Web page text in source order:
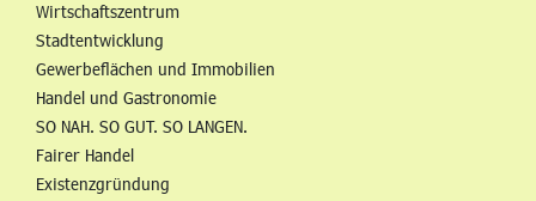
Wirtschaftszentrum
Stadtentwicklung
Gewerbeflächen und Immobilien
Handel und Gastronomie
SO NAH. SO GUT. SO LANGEN.
Fairer Handel
Existenzgründung